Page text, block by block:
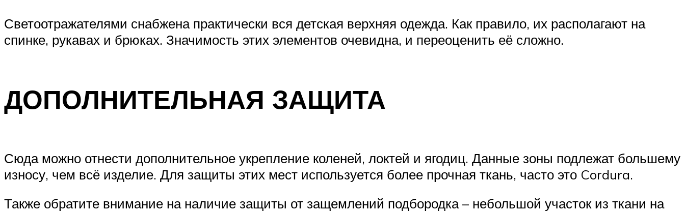
Светоотражателями снабжена практически вся детская верхняя одежда. Как правило, их располагают на
спинке, рукавах и брюках. Значимость этих элементов очевидна, и переоценить её сложно.
ДОПОЛНИТЕЛЬНАЯ ЗАЩИТА
Сюда можно отнести дополнительное укрепление коленей, локтей и ягодиц. Данные зоны подлежат большему
износу, чем всё изделие. Для защиты этих мест используется более прочная ткань, часто это Cordura.
Также обратите внимание на наличие защиты от защемлений подбородка – небольшой участок из ткани на